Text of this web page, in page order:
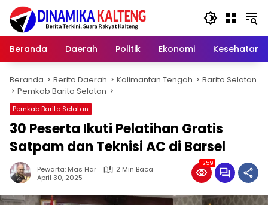
Langsung
konten
Beranda
Daerah Politik Ekonomi Kesehatan
Beranda Berita Daerah Kalimantan Tengah
Barito Selatan
Pemkab Barito Selatan
Pemkab Barito Selatan
30 Peserta Ikuti Pelatihan Gratis
Satpam dan Teknisi AC di Barsel
Pewarta: Mas Har
2 Min Baca
April 30, 2025
1259